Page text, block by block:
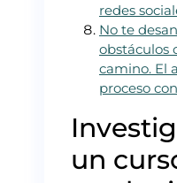
redes
No te
obstáculos
camino. El
proceso
un